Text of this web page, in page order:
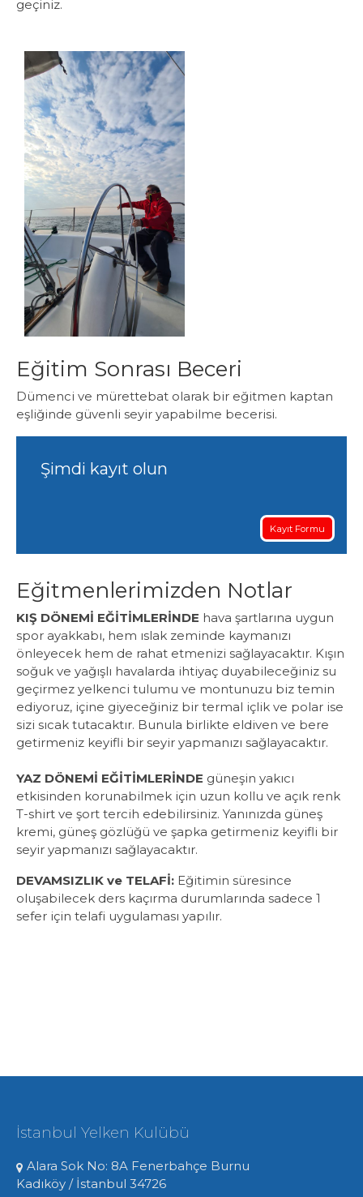
geçiniz.
Eğitim Sonrası Beceri
Dümenci ve mürettebat olarak bir eğitmen kaptan
eşliğinde güvenli seyir yapabilme becerisi.
Şimdi kayıt olun
Kayıt Formu
Eğitmenlerimizden Notlar
KIŞ DÖNEMİ EĞİTİMLERİNDE hava şartlarına uygun
spor ayakkabı, hem ıslak zeminde kaymanızı
önleyecek hem de rahat etmenizi sağlayacaktır. Kışın
soğuk ve yağışlı havalarda ihtiyaç duyabileceğiniz su
geçirmez yelkenci tulumu ve montunuzu biz temin
ediyoruz, içine giyeceğiniz bir termal içlik ve polar ise
sizi sıcak tutacaktır. Bunula birlikte eldiven ve bere
getirmeniz keyifli bir seyir yapmanızı sağlayacaktır.
YAZ DÖNEMİ EĞİTİMLERİNDE güneşin yakıcı
etkisinden korunabilmek için uzun kollu ve açık renk
T-shirt ve şort tercih edebilirsiniz. Yanınızda güneş
kremi, güneş gözlüğü ve şapka getirmeniz keyifli bir
seyir yapmanızı sağlayacaktır.
DEVAMSIZLIK ve TELAFİ: Eğitimin süresince
oluşabilecek ders kaçırma durumlarında sadece 1
sefer için telafi uygulaması yapılır.
İstanbul Yelken Kulübü
Alara Sok No: 8A Fenerbahçe Burnu
Kadıköy / İstanbul 34726